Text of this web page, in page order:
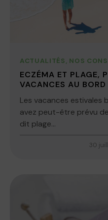
ACTUALITÉS, NOS
ECZÉMA ET PLAGE,
VACANCES AU
Les vacances estivales
avez peut-être prévu
dit plage...
30